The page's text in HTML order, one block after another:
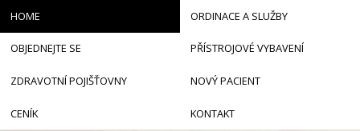
HOME ORDINACE A SLUŽBY
OBJEDNEJTE SE PŘÍSTROJOVÉ VYBAVENÍ
ZDRAVOTNÍ POJIŠŤOVNY NOVÝ PACIENT
CENÍK KONTAKT